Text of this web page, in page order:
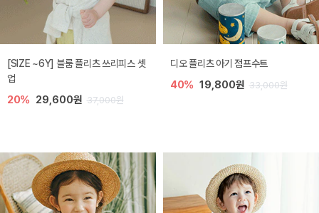
[SIZE ~6Y] 블룸 플리츠 쓰리피스 셋
업
20% 29,600원 37,000원
디오 플리츠 아기 점프수트
40% 19,800원 33,000원